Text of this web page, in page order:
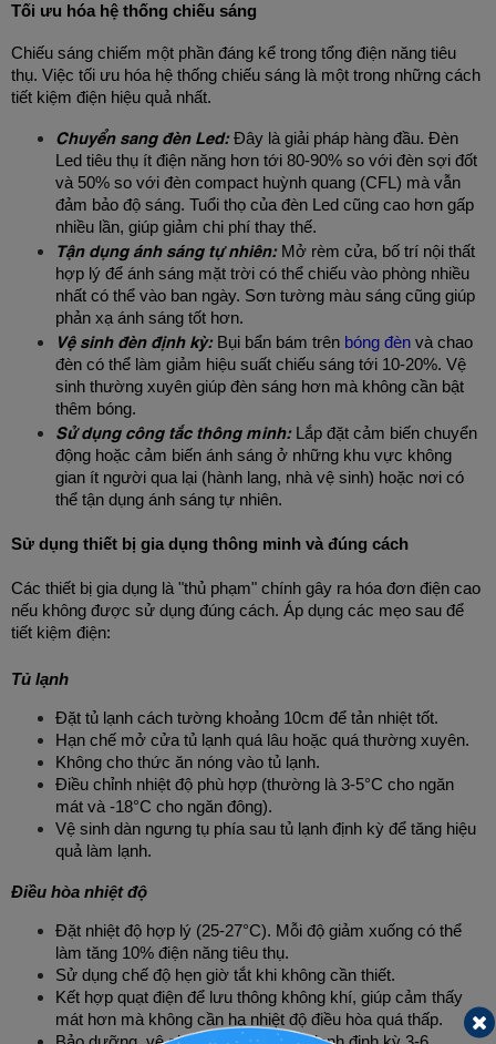
Tối ưu hóa hệ thống chiếu sáng
Chiếu sáng chiếm một phần đáng kể trong tổng điện năng tiêu
thụ. Việc tối ưu hóa hệ thống chiếu sáng là một trong những cách
tiết kiệm điện hiệu quả nhất.
Chuyển sang đèn Led: Đây là giải pháp hàng đầu. Đèn
Led tiêu thụ ít điện năng hơn tới 80-90% so với đèn sợi đốt
và 50% so với đèn compact huỳnh quang (CFL) mà vẫn
đảm bảo độ sáng. Tuổi thọ của đèn Led cũng cao hơn gấp
nhiều lần, giúp giảm chi phí thay thế.
Tận dụng ánh sáng tự nhiên: Mở rèm cửa, bố trí nội thất
hợp lý để ánh sáng mặt trời có thể chiếu vào phòng nhiều
nhất có thể vào ban ngày. Sơn tường màu sáng cũng giúp
phản xạ ánh sáng tốt hơn.
Vệ sinh đèn định kỳ: Bụi bẩn bám trên bóng đèn và chao
đèn có thể làm giảm hiệu suất chiếu sáng tới 10-20%. Vệ
sinh thường xuyên giúp đèn sáng hơn mà không cần bật
thêm bóng.
Sử dụng công tắc thông minh: Lắp đặt cảm biến chuyển
động hoặc cảm biến ánh sáng ở những khu vực không
gian ít người qua lại (hành lang, nhà vệ sinh) hoặc nơi có
thể tận dụng ánh sáng tự nhiên.
Sử dụng thiết bị gia dụng thông minh và đúng cách
Các thiết bị gia dụng là "thủ phạm" chính gây ra hóa đơn điện cao
nếu không được sử dụng đúng cách. Áp dụng các mẹo sau để
tiết kiệm điện:
Tủ lạnh
Đặt tủ lạnh cách tường khoảng 10cm để tản nhiệt tốt.
Hạn chế mở cửa tủ lạnh quá lâu hoặc quá thường xuyên.
Không cho thức ăn nóng vào tủ lạnh.
Điều chỉnh nhiệt độ phù hợp (thường là 3-5°C cho ngăn
mát và -18°C cho ngăn đông).
Vệ sinh dàn ngưng tụ phía sau tủ lạnh định kỳ để tăng hiệu
quả làm lạnh.
Điều hòa nhiệt độ
Đặt nhiệt độ hợp lý (25-27°C). Mỗi độ giảm xuống có thể
làm tăng 10% điện năng tiêu thụ.
Sử dụng chế độ hẹn giờ tắt khi không cần thiết.
Kết hợp quạt điện để lưu thông không khí, giúp cảm thấy
mát hơn mà không cần hạ nhiệt độ điều hòa quá thấp.